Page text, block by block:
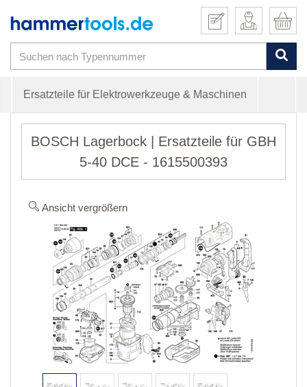
Ersatzteile für Elektrowerkzeuge & Maschinen
BOSCH Lagerbock | Ersatzteile für GBH
5-40 DCE - 1615500393
Ansicht vergrößern